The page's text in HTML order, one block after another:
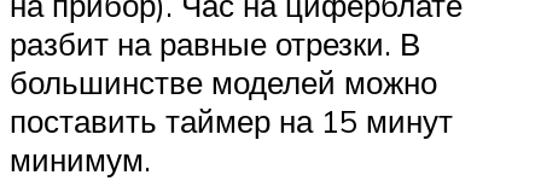
разбит на равные отрезки. В
большинстве моделей можно
поставить таймер на 15 минут
минимум.